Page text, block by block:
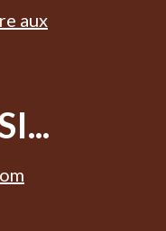
aux